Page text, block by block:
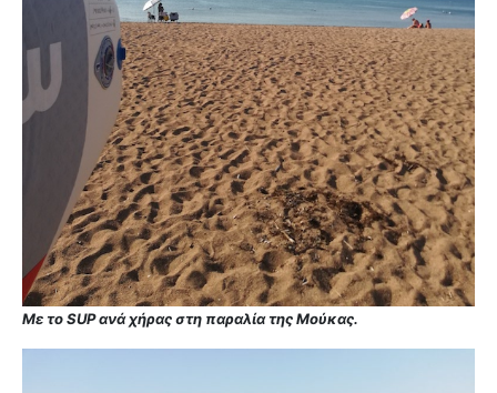
Με το SUP ανά χήρας στη παραλία της Μούκας.